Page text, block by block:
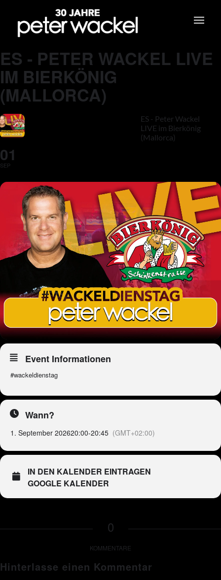
ES - PETER WACKEL LIVE
IM BIERKÖNIG
(MALLORCA)
01
SEP
ES - Peter Wackel
LIVE im Bierkönig
(Mallorca)
Event Informationen
#wackeldienstag
Wann?
1. September 202620:00-20:45 (GMT+02:00)
IN DEN KALENDER EINTRAGEN
GOOGLE KALENDER
0
KOMMENTARE
Hinterlasse einen Kommentar